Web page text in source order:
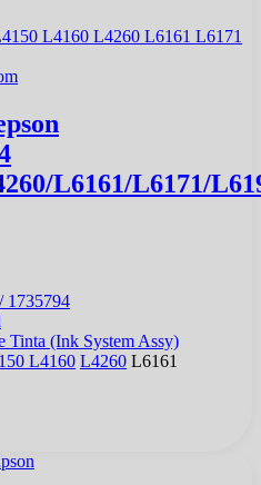
L6161/L6171/
1735794
Tinta (Ink System Assy)
L4160 L4260 L6161